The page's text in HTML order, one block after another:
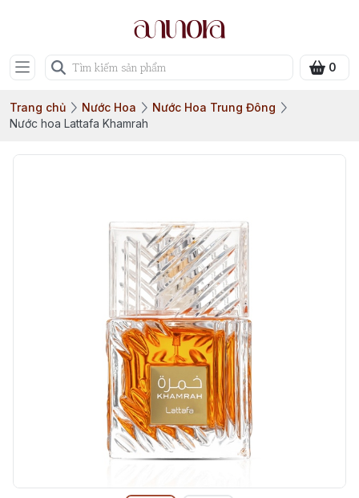
0
Trang chủ Nước Hoa
Nước Hoa Trung Đông
Nước hoa Lattafa Khamrah